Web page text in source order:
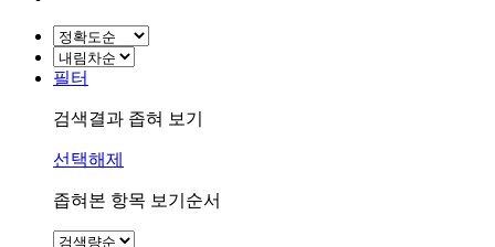
필터
검색결과 좁혀 보기
선택해제
좁혀본 항목 보기순서